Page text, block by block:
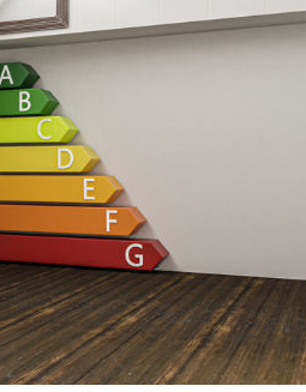
ClicAndDiag
De Passoires Énergétiques :